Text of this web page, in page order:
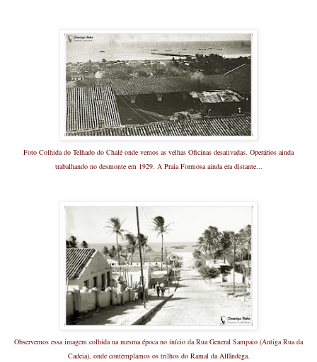
Foto Colhida do Telhado do Chalé onde vemos as velhas Oficinas desativadas. Operários ainda
trabalhando no desmonte em 1929. A Praia Formosa ainda era distante...
Observemos essa imagem colhida na mesma época no início da Rua General Sampaio (Antiga Rua da
Cadeia), onde contemplamos os trilhos do Ramal da Alfândega.